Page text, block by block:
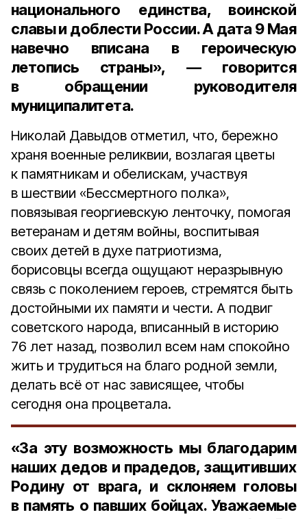
национального единства, воинской
славы и доблести России. А дата 9 Мая
навечно вписана в героическую
летопись страны», — говорится
в обращении руководителя
муниципалитета.
Николай Давыдов отметил, что, бережно
храня военные реликвии, возлагая цветы
к памятникам и обелискам, участвуя
в шествии «Бессмертного полка»,
повязывая георгиевскую ленточку, помогая
ветеранам и детям войны, воспитывая
своих детей в духе патриотизма,
борисовцы всегда ощущают неразрывную
связь с поколением героев, стремятся быть
достойными их памяти и чести. А подвиг
советского народа, вписанный в историю
76 лет назад, позволил всем нам спокойно
жить и трудиться на благо родной земли,
делать всё от нас зависящее, чтобы
сегодня она процветала.
«За эту возможность мы благодарим
наших дедов и прадедов, защитивших
Родину от врага, и склоняем головы
в память о павших бойцах. Уважаемые